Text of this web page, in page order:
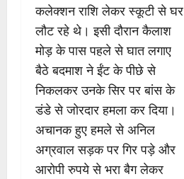
कलेक्शन राशि लेकर स्कूटी से घर
लौट रहे थे। इसी दौरान कैलाश
मोड़ के पास पहले से घात लगाए
बैठे बदमाश ने ईंट के पीछे से
निकलकर उनके सिर पर बांस के
डंडे से जोरदार हमला कर दिया।
अचानक हुए हमले से अनिल
अग्रवाल सड़क पर गिर पड़े और
आरोपी रुपये से भरा बैग लेकर